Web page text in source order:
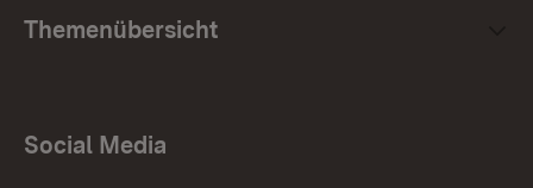
Themenübersicht
Social Media